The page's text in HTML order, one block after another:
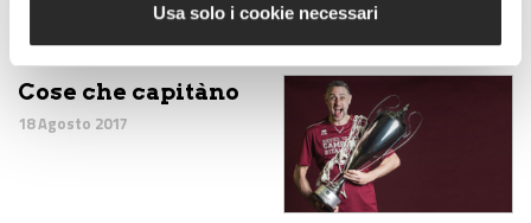
Usa solo i cookie necessari
Cose che capitàno
18 Agosto 2017